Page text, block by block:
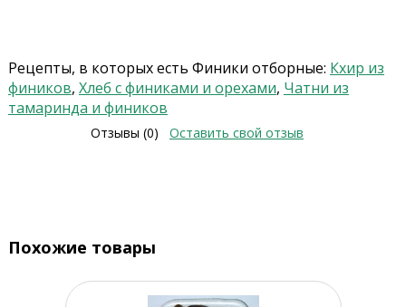
Рецепты, в которых есть Финики отборные: Кхир из
фиников, Хлеб с финиками и орехами, Чатни из
тамаринда и фиников
Отзывы (0) Оставить свой отзыв
Похожие товары